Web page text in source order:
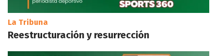
La Tribuna
Reestructuración y resurrección